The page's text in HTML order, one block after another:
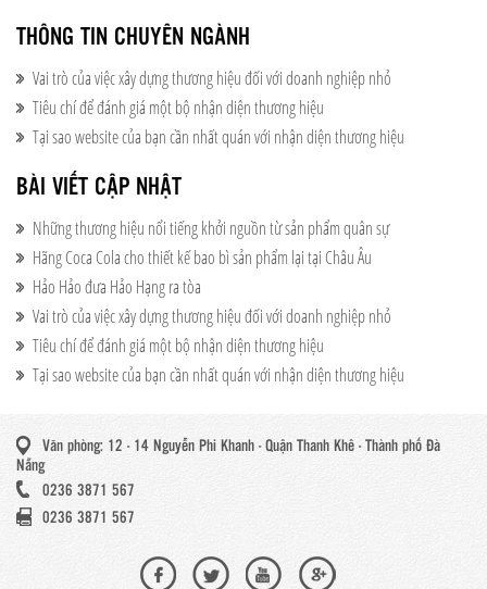
THÔNG TIN CHUYÊN NGÀNH
Vai trò của việc xây dựng thương hiệu đối với doanh nghiệp nhỏ
Tiêu chí để đánh giá một bộ nhận diện thương hiệu
Tại sao website của bạn cần nhất quán với nhận diện thương hiệu
BÀI VIẾT CẬP NHẬT
Những thương hiệu nổi tiếng khởi nguồn từ sản phẩm quân sự
Hãng Coca Cola cho thiết kế bao bì sản phẩm lại tại Châu Âu
Hảo Hảo đưa Hảo Hạng ra tòa
Vai trò của việc xây dựng thương hiệu đối với doanh nghiệp nhỏ
Tiêu chí để đánh giá một bộ nhận diện thương hiệu
Tại sao website của bạn cần nhất quán với nhận diện thương hiệu
Văn phòng: 12 - 14 Nguyễn Phi Khanh - Quận Thanh Khê - Thành phố Đà
Nẵng
0236 3871 567
0236 3871 567